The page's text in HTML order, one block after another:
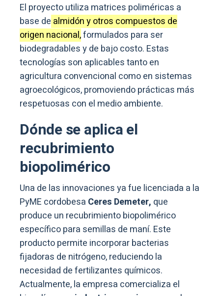
El proyecto utiliza matrices poliméricas a
base de almidón y otros compuestos de
origen nacional,formulados para ser
biodegradables y de bajo costo. Estas
tecnologías son aplicables tanto en
agricultura convencional como en sistemas
agroecológicos, promoviendo prácticas más
respetuosas con el medio ambiente.
Dónde se aplica el
recubrimiento
biopolimérico
Una de las innovaciones ya fue licenciada a la
PyME cordobesa Ceres Demeter, que
produce un recubrimiento biopolimérico
específico para semillas de maní. Este
producto permite incorporar bacterias
fijadoras de nitrógeno, reduciendo la
necesidad de fertilizantes químicos.
Actualmente, la empresa comercializa el